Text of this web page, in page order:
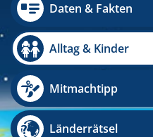
Daten & Fakten
Alltag & Kinder
Mitmachtipp
Länderrätsel